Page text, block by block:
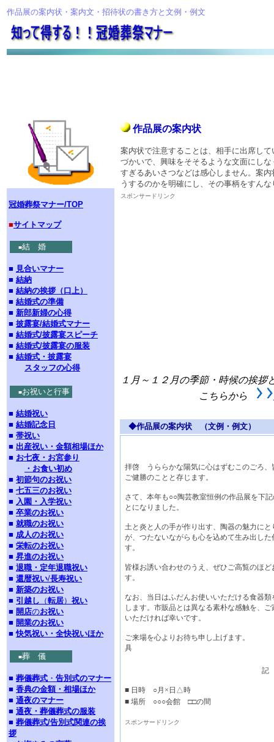
作品展の案内状・案内文・招待状の書き方と文例・例文
作品展の案内状
案内状で注意することは、相手に出席し
づかいで、興味をそそるような文面にし
すぎるあいさつなどは感心しません。案
うするのかを明確にし、その事柄をすん
スポンサードリンク
１月～１２月の季節・時候の挨拶
こちらから
◆作品展の案内状 （文例・例文）
拝啓 うららかな陽気に心はずむこのごろ、
ご健勝のことと存じます。
さて、本年も○○陶芸教室恒例の作品展を下
とになりました。
土と炎と人の手が作り出す、陶器の魅力に
が、つたないながらも心を込めて生み出した
す。
皆様お誘い合わせのうえ、ぜひご高覧のほ
す。
なお、当日はふだんお使いいただける食器
します。市販品とは異なる素朴な感触を、
いただければ幸いです。
ご来場を心よりお待ち申し上
具
記
■ 日時 ○月×日△時
■ 場所 ○○○会館 □□の間
スポンサードリンク
冠婚葬祭マナー/TOP
■サイトマップ
■結 婚
■ 見合いマナー
■ 結納
■ 結納の挨拶（口上）
■ 結婚式の準備
■ 新郎新婦の心得
■ 披露宴/結婚式マナー
■ 結婚式/披露宴スピーチ
■ 結婚式/披露宴の服装
■ 結婚式・披露宴
スタッフの心得
■お祝いと行事
■ 結婚祝い
■ 結婚記念日
■ 帯祝い
■ 出産祝い・金額相場ほか
■ お七夜・お宮参り
・お食い初め
■ 初節句のお祝い
■ 七五三のお祝い
■ 入園・入学祝い
■ 卒業のお祝い
■ 就職のお祝い
■ 成人のお祝い
■ 栄転のお祝い
■ 昇進のお祝い
■ 退職・定年退職祝い
■ 還暦祝い/長寿祝い
■ 新築のお祝い
■ 引越し （転居） 祝い
■ 開店のお祝い
■ 開業のお祝い
■ 快気祝い・全快祝いほか
■葬 儀
■ 葬儀葬式 ・ 告別式のマナー
■ 香典の金額・相場ほか
■ 通夜のマナー
■ 通夜・葬儀葬式の服装
■ 葬儀葬式/告別式関連の挨
拶